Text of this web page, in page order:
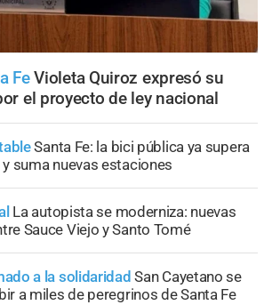
Fe Violeta Quiroz expresó su
el proyecto de ley nacional
Santa Fe: la bici pública ya supera
suma nuevas estaciones
La autopista se moderniza: nuevas
Sauce Viejo y Santo Tomé
a la solidaridad San Cayetano se
a miles de peregrinos de Santa Fe